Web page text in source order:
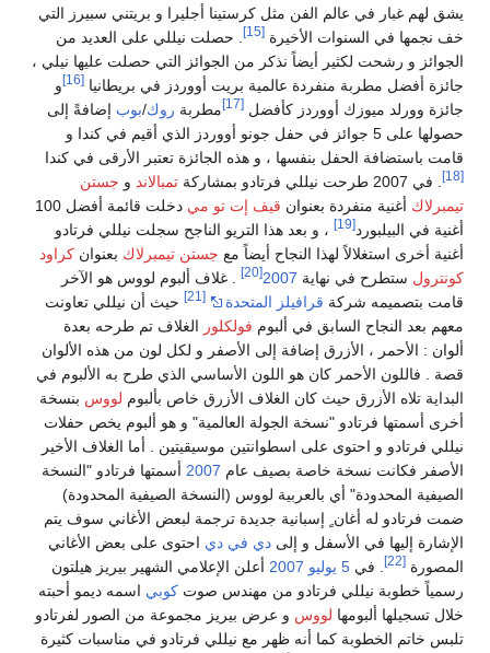
يشق لهم غبار في عالم الفن مثل كرستينا أجليرا و بريتني سبيرز التي
خف نجمها في السنوات الأخيرة [15]
. حصلت نيللي على العديد من
الجوائز و رشحت لكثير أيضاً نذكر من الجوائز التي حصلت عليها نيلي ،
جائزة أفضل مطربة منفردة عالمية بريت أووردز في بريطانيا [16]
و
جائزة وورلد ميوزك أووردز كأفضل [17] مطربة روك/بوب إضافةً إلى
حصولها على 5 جوائز في حفل جونو أووردز الذي أقيم في كندا و
قامت باستضافة الحفل بنفسها ، و هذه الجائزة تعتبر الأرقى في كندا
[18] . في 2007 طرحت نيللي فرتادو بمشاركة تمبالاند و جستن
تيمبرلاك أغنية منفردة بعنوان قيف إت تو مي
دخلت قائمة أفضل 100
أغنية في البيلبورد[19]
، و بعد هذا التريو الناجح سجلت نيللي فرتادو
أغنية أخرى استغلالاً لهذا النجاح أيضاً مع جستن تيمبرلاك بعنوان كراود
كونترول ستطرح في نهاية 2007
[20]
. غلاف ألبوم لووس هو الآخر
قامت بتصميمه شركة قرافيلز المتحدة [21]
حيث أن نيللي تعاونت
معهم بعد النجاح السابق في ألبوم فولكلور الغلاف تم طرحه بعدة
ألوان : الأحمر ، الأزرق إضافة إلى الأصفر و لكل لون من هذه الألوان
قصة . فاللون الأحمر كان هو اللون الأساسي الذي طرح به الألبوم في
البداية تلاه الأزرق حيث كان الغلاف الأزرق خاص بألبوم لووس بنسخة
أخرى أسمتها فرتادو "نسخة الجولة العالمية" و هو ألبوم يخص حفلات
نيللي فرتادو و احتوى على اسطوانتين موسيقيتين . أما الغلاف الأخير
الأصفر فكانت نسخة خاصة بصيف عام 2007 أسمتها فرتادو "النسخة
الصيفية المحدودة" أي بالعربية لووس (النسخة الصيفية المحدودة)
ضمت فرتادو له أغان ٍ إسبانية جديدة ترجمة لبعض الأغاني سوف يتم
الإشارة إليها في الأسفل و إلى دي في دي احتوى على بعض الأغاني
المصورة [22] . في 5 يوليو 2007 أعلن الإعلامي الشهير بيريز هيلتون
رسمياً خطوبة نيللي فرتادو من مهندس صوت كوبي اسمه ديمو أحبته
خلال تسجيلها ألبومها لووس و عرض بيريز مجموعة من الصور لفرتادو
تلبس خاتم الخطوبة كما أنه ظهر مع نيللي فرتادو في مناسبات كثيرة